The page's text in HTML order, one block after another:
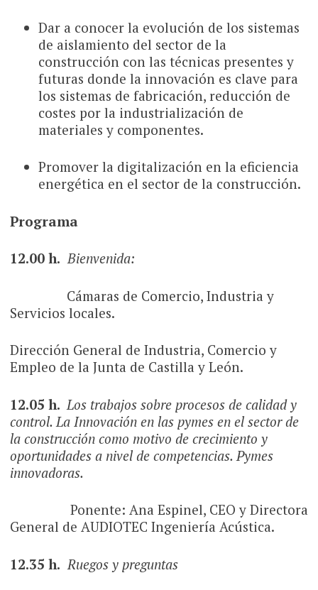
Dar a conocer la evolución de los sistemas
de aislamiento del sector de la
construcción con las técnicas presentes y
futuras donde la innovación es clave para
los sistemas de fabricación, reducción de
costes por la industrialización de
materiales y componentes.
Promover la digitalización en la eficiencia
energética en el sector de la construcción.
Programa
12.00 h. Bienvenida:
Cámaras de Comercio, Industria y
Servicios locales.
Dirección General de Industria, Comercio y
Empleo de la Junta de Castilla y León.
12.05 h. Los trabajos sobre procesos de calidad y
control. La Innovación en las pymes en el sector de
la construcción como motivo de crecimiento y
oportunidades a nivel de competencias. Pymes
innovadoras.
Ponente: Ana Espinel, CEO y Directora
General de AUDIOTEC Ingeniería Acústica.
12.35 h. Ruegos y preguntas